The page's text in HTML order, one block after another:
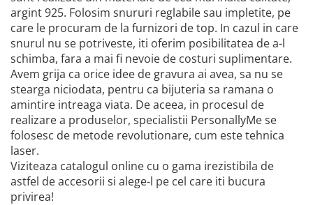
argint 925. Folosim snururi reglabile sau impletite, pe
care le procuram de la furnizori de top. In cazul in care
snurul nu se potriveste, iti oferim posibilitatea de a-l
schimba, fara a mai fi nevoie de costuri suplimentare.
Avem grija ca orice idee de gravura ai avea, sa nu se
stearga niciodata, pentru ca bijuteria sa ramana o
amintire intreaga viata. De aceea, in procesul de
realizare a produselor, specialistii PersonallyMe se
folosesc de metode revolutionare, cum este tehnica
laser.
Viziteaza catalogul online cu o gama irezistibila de
astfel de accesorii si alege-l pe cel care iti bucura
privirea!